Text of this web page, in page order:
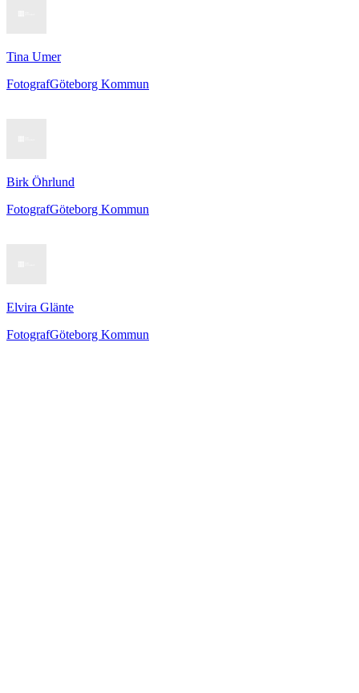
Tina Umer
FotografGöteborg Kommun
Birk Öhrlund
FotografGöteborg Kommun
Elvira Glänte
FotografGöteborg Kommun